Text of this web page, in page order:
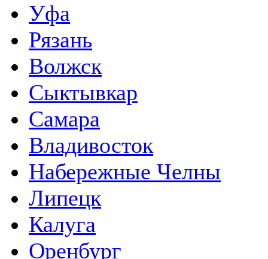
Уфа
Рязань
Волжск
Сыктывкар
Самара
Владивосток
Набережные Челны
Липецк
Калуга
Оренбург